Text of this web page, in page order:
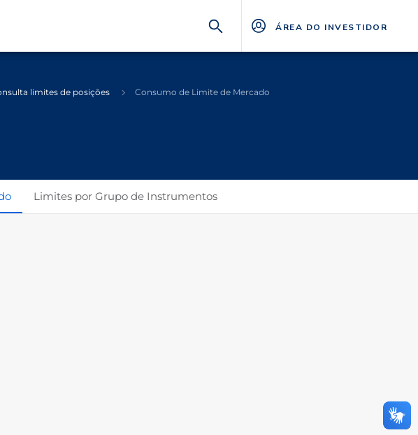
ÁREA DO INVESTIDOR
limites de posições Consumo de Limite de Mercado
Limites por Grupo de Instrumentos